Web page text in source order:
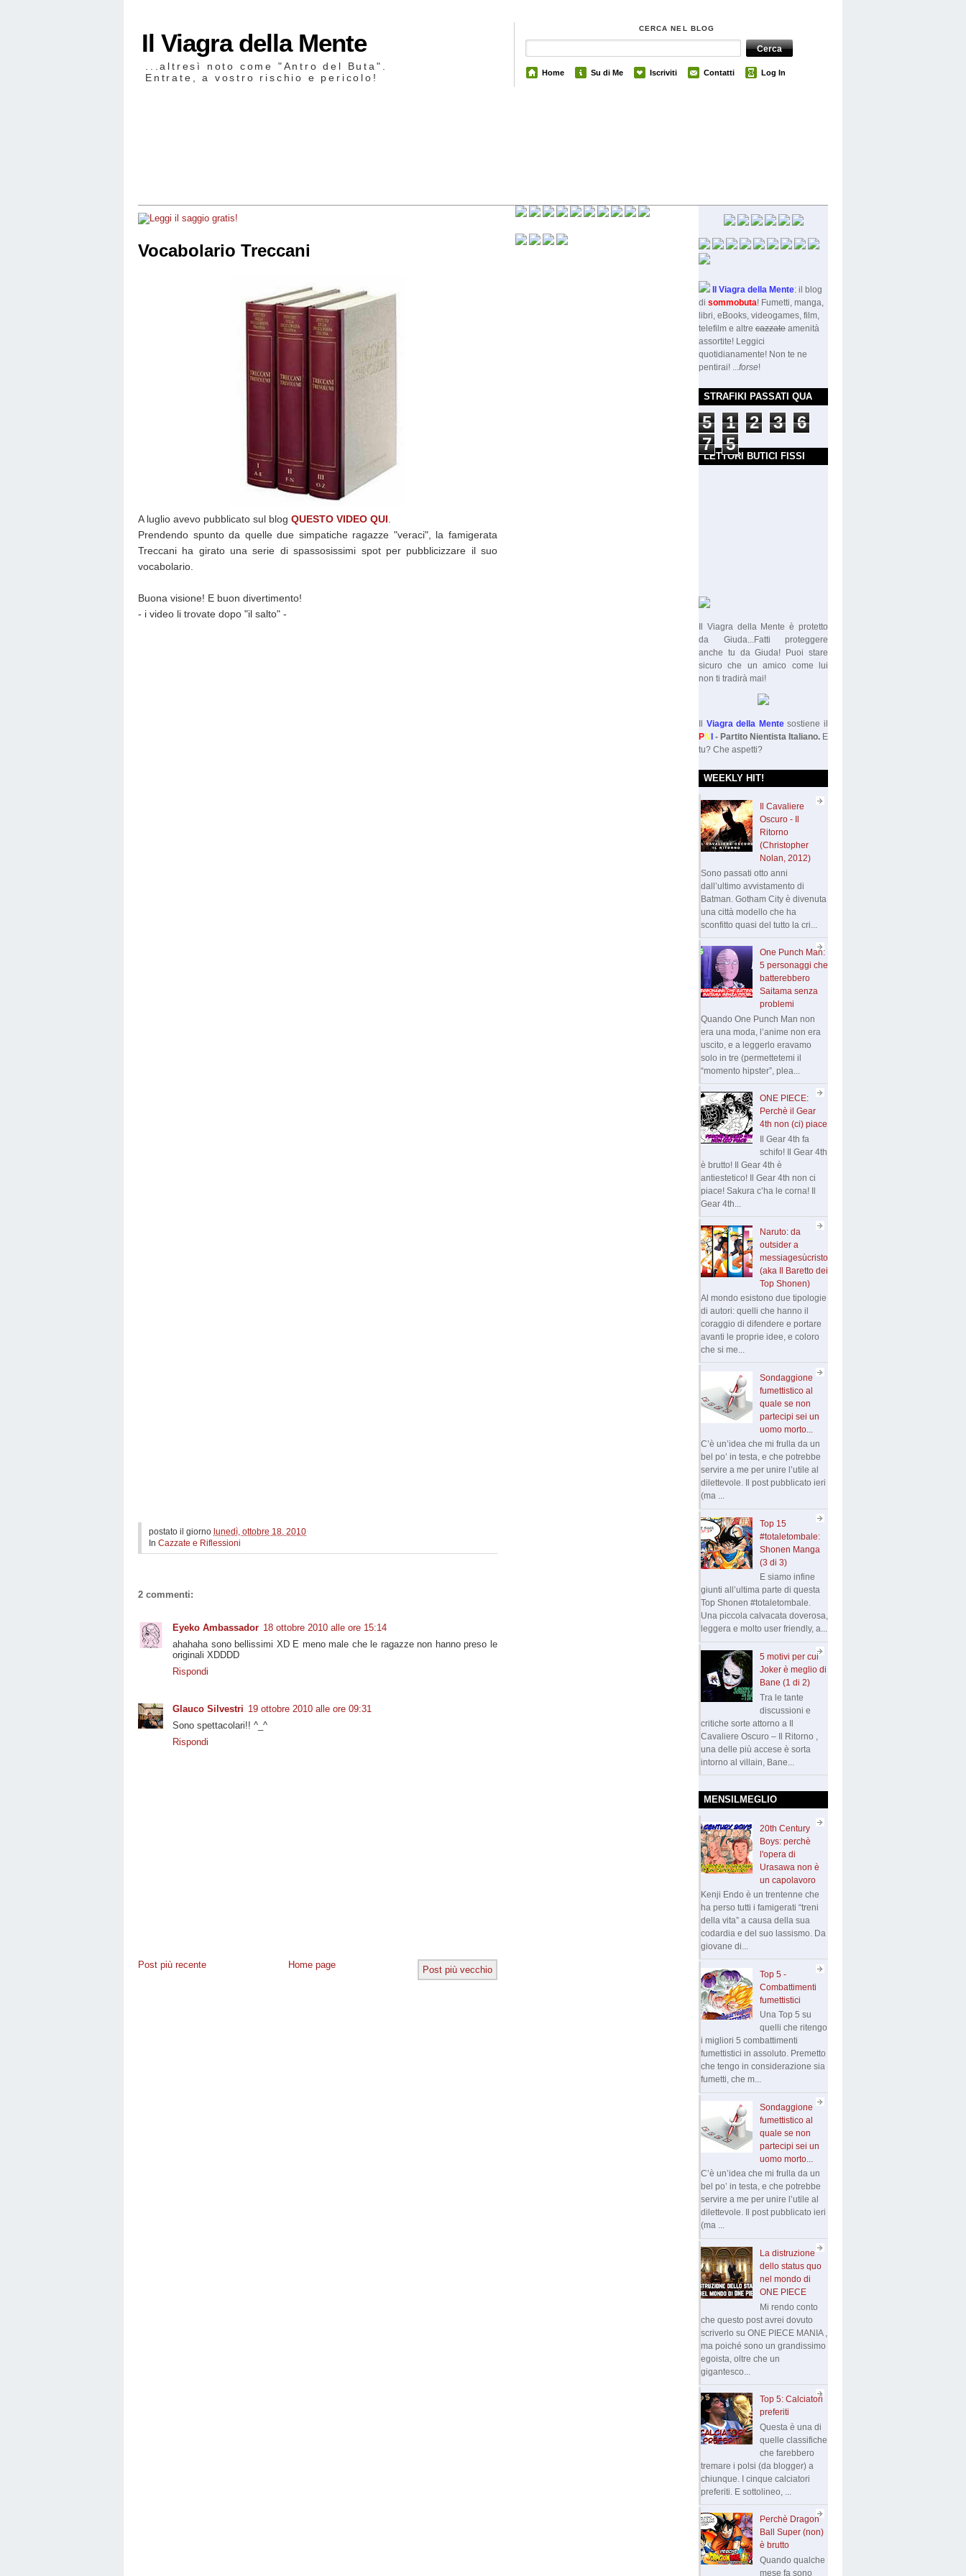
Il Viagra della Mente
...altresì noto come "Antro del Buta".
Entrate, a vostro rischio e pericolo!
CERCA NEL BLOG
Home Su di Me Iscriviti Contatti Log In
Vocabolario Treccani
A luglio avevo pubblicato sul blog QUESTO VIDEO QUI
Prendendo spunto da quelle due simpatiche ragazze "veraci", la famigerata
Treccani ha girato una serie di spassosissimi spot per pubblicizzare il suo
vocabolario.
Buona visione! E buon divertimento!
- i video li trovate dopo "il salto" -
postato il giorno lunedì, ottobre 18, 2010
In Cazzate e Riflessioni
2 commenti:
Eyeko Ambassador 18 ottobre 2010 alle ore 15:14
ahahaha sono bellissimi XD E meno male che le ragazze non hanno preso le
originali XDDDD
Rispondi
Glauco Silvestri 19 ottobre 2010 alle ore 09:31
Sono spettacolari!! ^_^
Rispondi
Post più recente Post più vecchio
Home page
Il Viagra della Mente: il blog
di sommobuta! Fumetti, manga,
libri, eBooks, videogames, film,
telefilm e altre cazzate amenità
assortite! Leggici
quotidianamente! Non te ne
pentirai! ...forse!
STRAFIKI PASSATI QUA
5 1 2 3
6
7
5
LETTORI BUTICI FISSI
Il Viagra della Mente è protetto
da Giuda...Fatti proteggere
anche tu da Giuda! Puoi stare
sicuro che un amico come lui
non ti tradirà mai!
Il Viagra della Mentesostiene il
PNI - Partito Nientista Italiano. E
tu? Che aspetti?
WEEKLY HIT!
Il Cavaliere
Oscuro - Il
Ritorno
(Christopher
Nolan, 2012)
Sono passati otto anni
dall’ultimo avvistamento di
Batman. Gotham City è divenuta
una città modello che ha
sconfitto quasi del tutto la cri...
One Punch Man:
5 personaggi che
batterebbero
Saitama senza
problemi
Quando One Punch Man non
era una moda, l’anime non era
uscito, e a leggerlo eravamo
solo in tre (permettetemi il
“momento hipster”, plea...
ONE PIECE:
Perchè il Gear
4th non (ci) piace
Il Gear 4th fa
schifo! Il Gear 4th
è brutto! Il Gear 4th è
antiestetico! Il Gear 4th non ci
piace! Sakura c’ha le corna! Il
Gear 4th...
Naruto: da
outsider a
messiagesùcristo
(aka Il Baretto dei
Top Shonen)
Al mondo esistono due tipologie
di autori: quelli che hanno il
coraggio di difendere e portare
avanti le proprie idee, e coloro
che si me...
Sondaggione
fumettistico al
quale se non
partecipi sei un
uomo morto...
C’è un’idea che mi frulla da un
bel po’ in testa, e che potrebbe
servire a me per unire l’utile al
dilettevole. Il post pubblicato ieri
(ma ...
Top 15
#totaletombale:
Shonen Manga
(3 di 3)
E siamo infine
giunti all’ultima parte di questa
Top Shonen #totaletombale.
Una piccola calvacata doverosa,
leggera e molto user friendly, a...
5 motivi per cui
Joker è meglio di
Bane (1 di 2)
Tra le tante
discussioni e
critiche sorte attorno a Il
Cavaliere Oscuro – Il Ritorno ,
una delle più accese è sorta
intorno al villain, Bane...
MENSILMEGLIO
20th Century
Boys: perchè
l'opera di
Urasawa non è
un capolavoro
Kenji Endo è un trentenne che
ha perso tutti i famigerati “treni
della vita” a causa della sua
codardia e del suo lassismo. Da
giovane di...
Top 5 -
Combattimenti
fumettistici
Una Top 5 su
quelli che ritengo
i migliori 5 combattimenti
fumettistici in assoluto. Premetto
che tengo in considerazione sia
fumetti, che m...
Sondaggione
fumettistico al
quale se non
partecipi sei un
uomo morto...
C’è un’idea che mi frulla da un
bel po’ in testa, e che potrebbe
servire a me per unire l’utile al
dilettevole. Il post pubblicato ieri
(ma ...
La distruzione
dello status quo
nel mondo di
ONE PIECE
Mi rendo conto
che questo post avrei dovuto
scriverlo su ONE PIECE MANIA ,
ma poiché sono un grandissimo
egoista, oltre che un
gigantesco...
Top 5: Calciatori
preferiti
Questa è una di
quelle classifiche
che farebbero
tremare i polsi (da blogger) a
chiunque. I cinque calciatori
preferiti. E sottolineo, ...
Perchè Dragon
Ball Super (non)
è brutto
Quando qualche
mese fa sono